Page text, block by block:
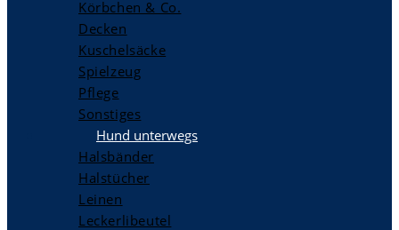
Körbchen & Co.
Decken
Kuschelsäcke
Spielzeug
Pflege
Sonstiges
Hund unterwegs
Halsbänder
Halstücher
Leinen
Leckerlibeutel